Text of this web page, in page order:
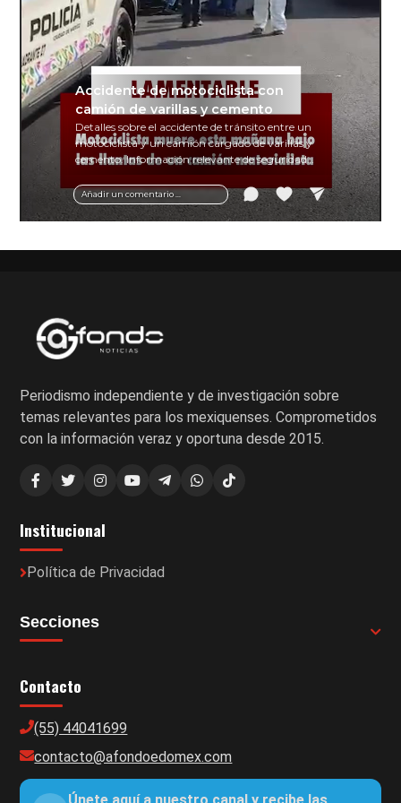
Añadir un comentario ...
Accidente de motociclista con
camión de varillas y cemento
Detalles sobre el accidente de tránsito entre un
motociclista y un camión cargado de varillas y
cemento. Información relevante de seguridad
vial y recomendaciones para motociclistas.
Periodismo independiente y de investigación sobre
temas relevantes para los mexiquenses. Comprometidos
con la información veraz y oportuna desde 2015.
Institucional
Política de Privacidad
Secciones
Contacto
(55) 44041699
contacto@afondoedomex.com